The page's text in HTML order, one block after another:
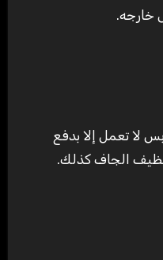
خارجه.
لا تعمل إلا بدفع
الجاف كذلك.